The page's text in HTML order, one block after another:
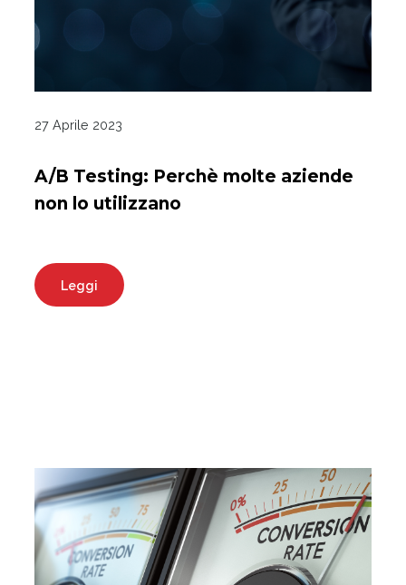
27 Aprile 2023
A/B Testing: Perchè molte aziende
non lo utilizzano
Leggi